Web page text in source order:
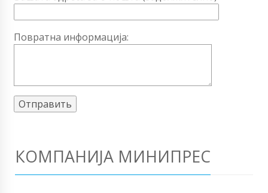
Повратна информација:
КОМПАНИЈА МИНИПРЕС